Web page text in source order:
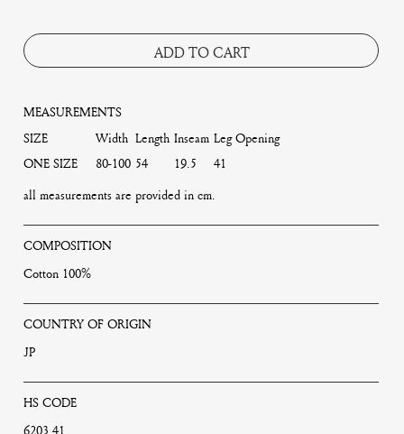
ADD TO CART
MEASUREMENTS
SIZE
Width Length Inseam Leg Opening
ONE SIZE
80-100 54 19.5
41
all measurements are provided in cm.
COMPOSITION
Cotton 100%
COUNTRY OF ORIGIN
JP
HS CODE
6203.41